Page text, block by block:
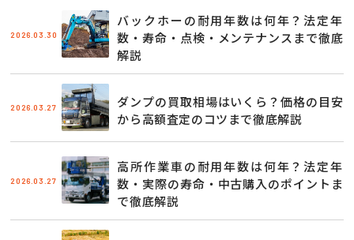
2026.03.30
バックホーの耐用年数は何年？法定年
数・寿命・点検・メンテナンスまで徹底
解説
2026.03.27
ダンプの買取相場はいくら？価格の目安
から高額査定のコツまで徹底解説
2026.03.27
高所作業車の耐用年数は何年？法定年
数・実際の寿命・中古購入のポイントま
で徹底解説